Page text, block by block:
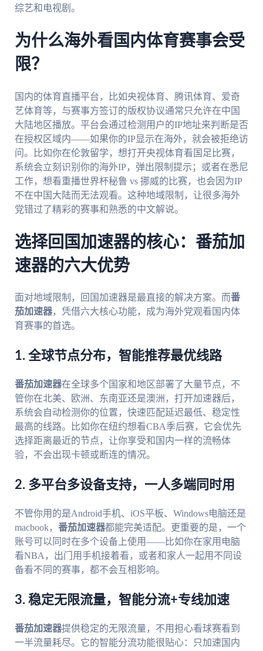
综艺和电视剧。
为什么海外看国内体育赛事会受
限？
国内的体育直播平台，比如央视体育、腾讯体育、爱奇
艺体育等，与赛事方签订的版权协议通常只允许在中国
大陆地区播放。平台会通过检测用户的IP地址来判断是否
在授权区域内——如果你的IP显示在海外，就会被拒绝访
问。比如你在伦敦留学，想打开央视体育看国足比赛，
系统会立刻识别你的海外IP，弹出限制提示；或者在悉尼
工作，想看重播世界杯秘鲁 vs 挪威的比赛，也会因为IP
不在中国大陆而无法观看。这种地域限制，让很多海外
党错过了精彩的赛事和熟悉的中文解说。
选择回国加速器的核心：番茄加
速器的六大优势
面对地域限制，回国加速器是最直接的解决方案。而番
茄加速器，凭借六大核心功能，成为海外党观看国内体
育赛事的首选。
1. 全球节点分布，智能推荐最优线路
番茄加速器在全球多个国家和地区部署了大量节点，不
管你在北美、欧洲、东南亚还是澳洲，打开加速器后，
系统会自动检测你的位置，快速匹配延迟最低、稳定性
最高的线路。比如你在纽约想看CBA季后赛，它会优先
选择距离最近的节点，让你享受和国内一样的流畅体
验，不会出现卡顿或断连的情况。
2. 多平台多设备支持，一人多端同时用
不管你用的是Android手机、iOS平板、Windows电脑还是
macbook， 番茄加速器都能完美适配。更重要的是，一个
账号可以同时在多个设备上使用——比如你在家用电脑
看NBA，出门用手机接着看，或者和家人一起用不同设
备看不同的赛事，都不会互相影响。
3. 稳定无限流量，智能分流+专线加速
番茄加速器提供稳定的无限流量，不用担心看球赛看到
一半流量耗尽。它的智能分流功能很贴心：只加速国内